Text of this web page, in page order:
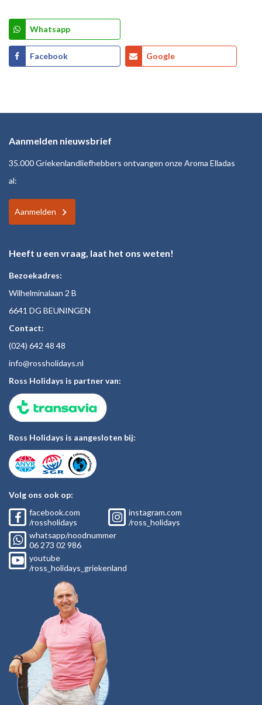
Whatsapp
Facebook Google
Aanmelden nieuwsbrief
35.000 Griekenlandliefhebbers ontvangen onze Aroma Elladas
al:
Aanmelden
Heeft u een vraag, laat het ons weten!
Bezoekadres:
Wilhelminalaan 2 B
6641 DG BEUNINGEN
Contact:
(024) 642 48 48
info@rossholidays.nl
Ross Holidays is partner van:
Ross Holidays is aangesloten bij:
Volg ons ook op:
facebook.com
/rossholidays
instagram.com
/ross_holidays
whatsapp/noodnummer
06 273 02 986
youtube
/ross_holidays_griekenland